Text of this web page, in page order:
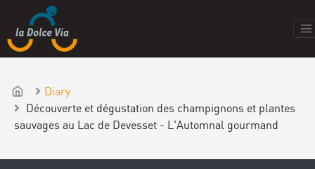
Diary
Découverte et dégustation des champignons et plantes
sauvages au Lac de Devesset - L'Automnal gourmand